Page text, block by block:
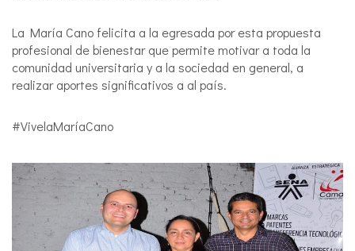
La María Cano felicita a la egresada por esta propuesta
profesional de bienestar que permite motivar a toda la
comunidad universitaria y a la sociedad en general, a
realizar aportes significativos a al país.
#VivelaMaríaCano